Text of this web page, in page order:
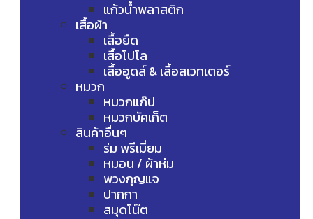
แก้วน้ำพลาสติก
เสื้อผ้า
เสื้อยืด
เสื้อโปโล
เสื้อฮูดส์ & เสื้อสเวทเตอร์
หมวก
หมวกแก๊ป
หมวกบัคเก็ต
สินค้าอื่นๆ
ร่ม พรีเมี่ยม
หมอน / ผ้าห่ม
พวงกุญแจ
ปากกา
สมุดโน๊ต